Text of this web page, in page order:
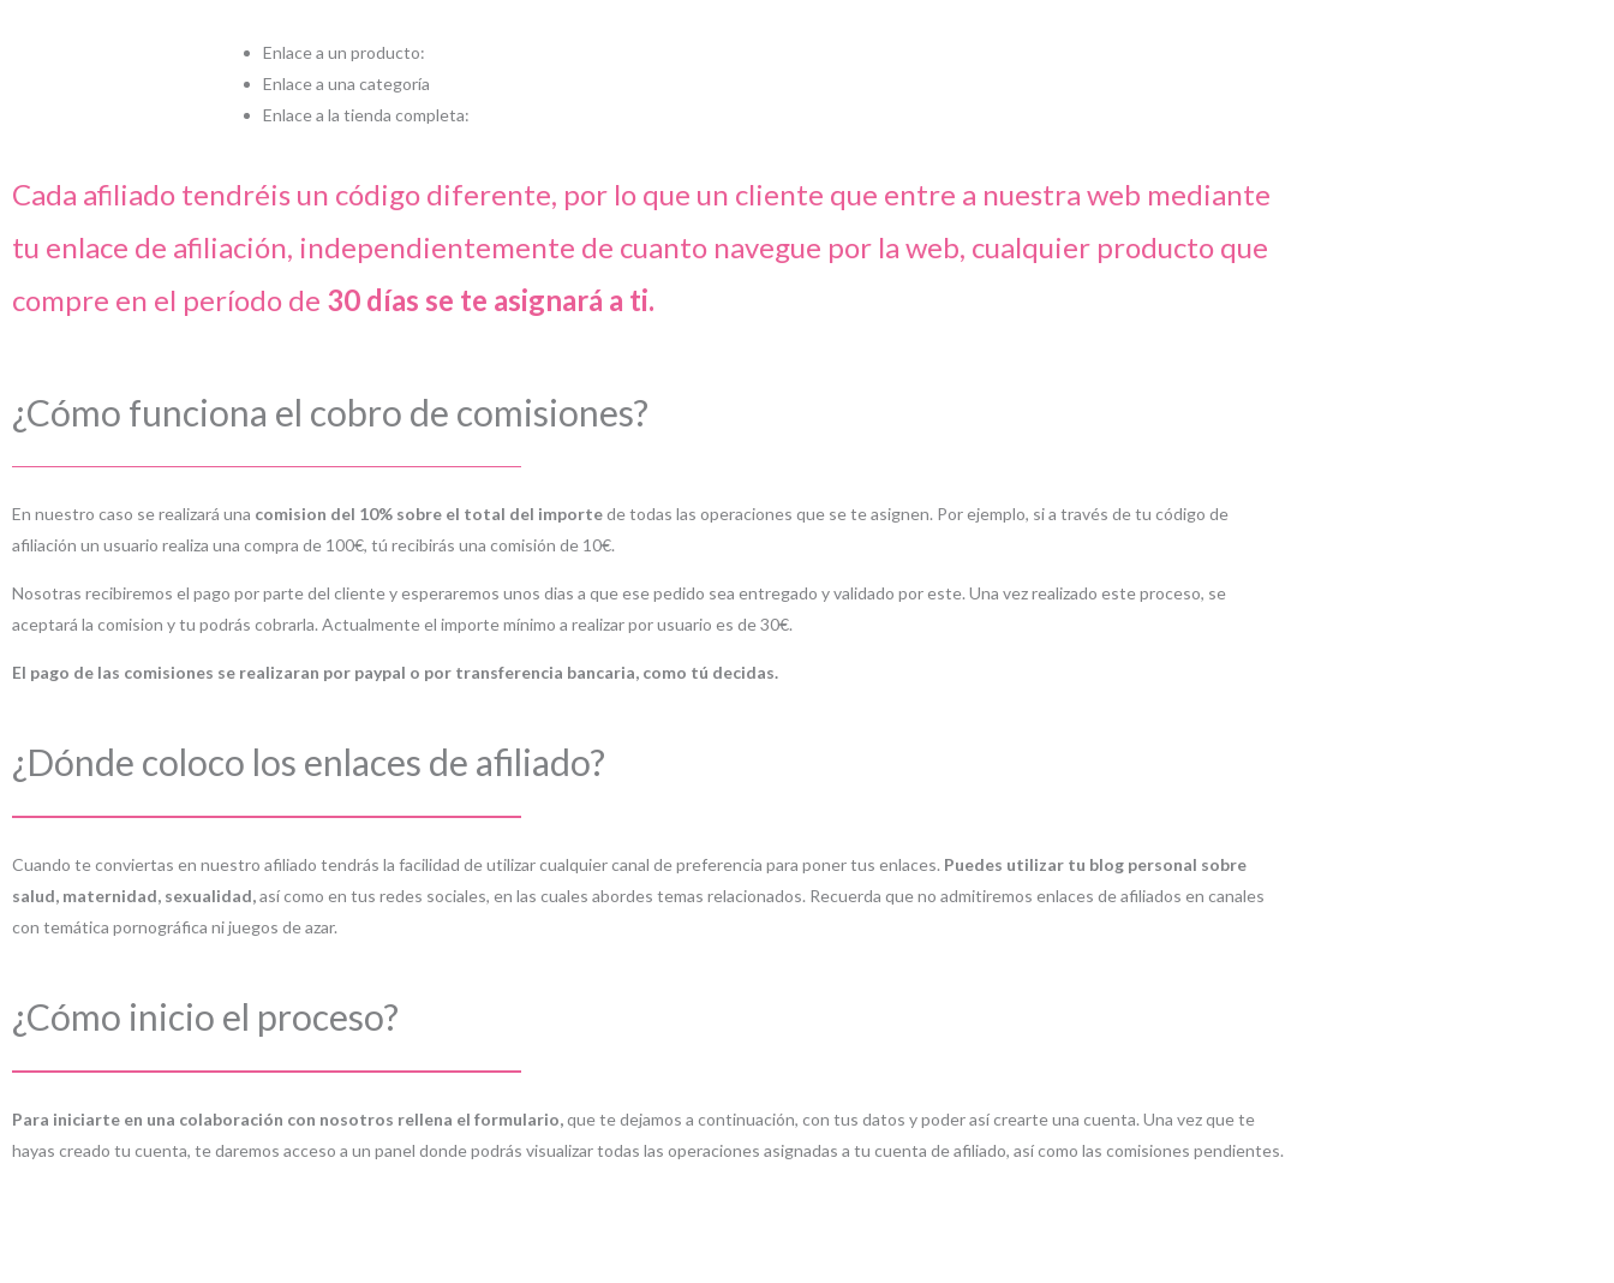
Enlace a un producto:
Enlace a una categoría
Enlace a la tienda completa:
Cada afiliado tendréis un código diferente, por lo que un cliente que entre a nuestra web mediante
tu enlace de afiliación, independientemente de cuanto navegue por la web, cualquier producto que
compre en el período de 30 días se te asignará a ti.
¿Cómo funciona el cobro de comisiones?
En nuestro caso se realizará una comision del 10% sobre el total del importede todas las operaciones que se te asignen. Por ejemplo, si a través de tu código de
afiliación un usuario realiza una compra de 100€, tú recibirás una comisión de 10€.
Nosotras recibiremos el pago por parte del cliente y esperaremos unos dias a que ese pedido sea entregado y validado por este. Una vez realizado este proceso, se
aceptará la comision y tu podrás cobrarla. Actualmente el importe mínimo a realizar por usuario es de 30€.
El pago de las comisiones se realizaran por paypal o por transferencia bancaria, como tú decidas.
¿Dónde coloco los enlaces de afiliado?
Cuando te conviertas en nuestro afiliado tendrás la facilidad de utilizar cualquier canal de preferencia para poner tus enlaces. Puedes utilizar tu blog personal sobre
salud, maternidad, sexualidad,así como en tus redes sociales, en las cuales abordes temas relacionados. Recuerda que no admitiremos enlaces de afiliados en canales
con temática pornográfica ni juegos de azar.
¿Cómo inicio el proceso?
Para iniciarte en una colaboración con nosotros rellena el formulario,que te dejamos a continuación, con tus datos y poder así crearte una cuenta. Una vez que te
hayas creado tu cuenta, te daremos acceso a un panel donde podrás visualizar todas las operaciones asignadas a tu cuenta de afiliado, así como las comisiones pendientes.